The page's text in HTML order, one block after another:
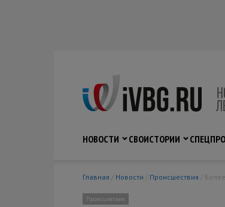
НОВОСТИ
СВОИСТОРИИ
Главная / Новости / Происшествия /
Происшествия